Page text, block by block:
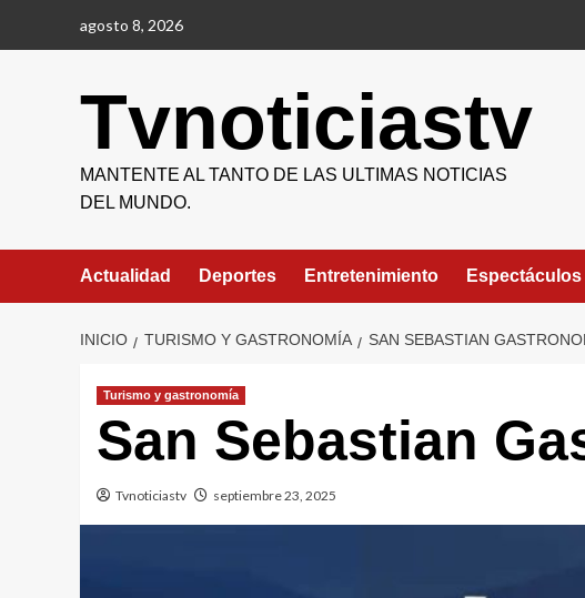
agosto 8, 2026
Tvnoticiastv
MANTENTE AL TANTO DE LAS ULTIMAS NOTICIAS
DEL MUNDO.
Actualidad Deportes Entretenimiento Espectáculos
INICIO TURISMO Y GASTRONOMÍA SAN SEBASTIAN
Turismo y gastronomía
San Sebastian
Tvnoticiastv septiembre 23, 2025